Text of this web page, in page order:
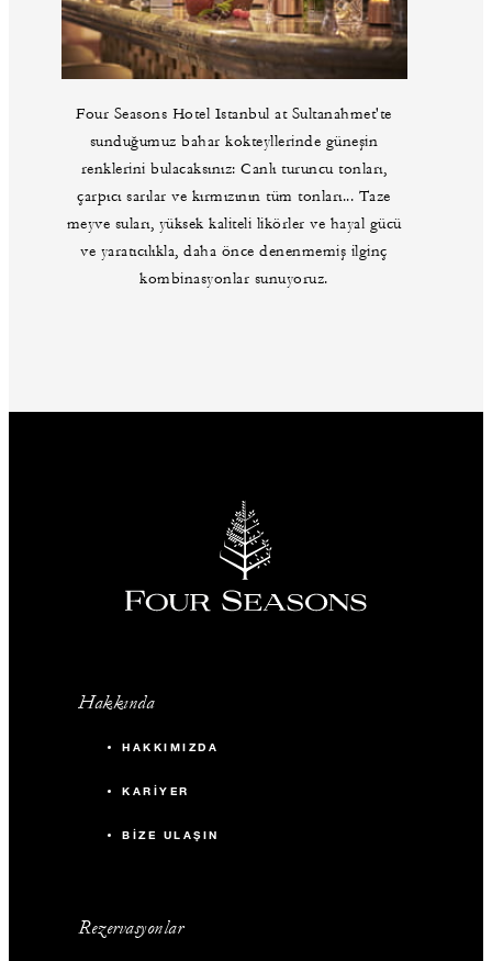
Four Seasons Hotel Istanbul at Sultanahmet'te
sunduğumuz bahar kokteyllerinde güneşin
renklerini bulacaksınız: Canlı turuncu tonları,
çarpıcı sarılar ve kırmızının tüm tonları... Taze
meyve suları, yüksek kaliteli likörler ve hayal gücü
ve yaratıcılıkla, daha önce denenmemiş ilginç
kombinasyonlar sunuyoruz.
Hakkında
HAKKIMIZDA
KARIYER
BIZE ULAŞIN
Rezervasyonlar